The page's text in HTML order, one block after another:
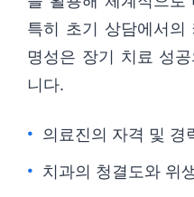
특히 초기 상담에서의
명성은 장기 치료 성
니다.
의료진의 자격 및 경
치과의 청결도와 위